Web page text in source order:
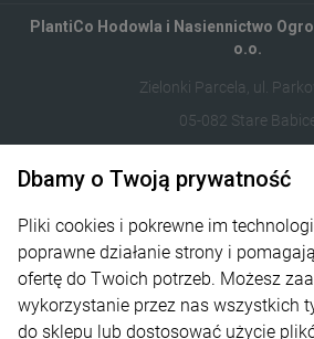
PlantiCo Hodowla i Nasiennictwo
o.o.
Zielonki Parcela, ul.
05-082 Stare
122821412
Informacje
Obsługa zamówień
Dbamy o Twoją prywatność
Pliki cookies i pokrewne im
poprawne działanie strony i
ofertę do Twoich potrzeb. Możesz
wykorzystanie przez nas wszystkich
do sklepu lub dostosować użycie